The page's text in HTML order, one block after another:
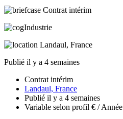
Contrat intérim
Industrie
Landaul, France
Publié il y a 4 semaines
Contrat intérim
Landaul, France
Publié il y a 4 semaines
Variable selon profil € / Année